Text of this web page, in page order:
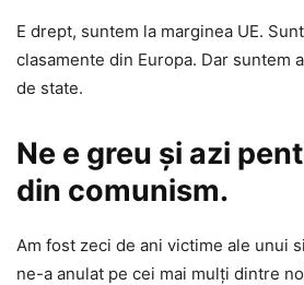
E drept, suntem la marginea UE.
clasamente din Europa. Dar suntem
de state.
Ne e greu și azi
din comunism.
Am fost zeci de ani victime ale unui
ne-a anulat pe cei mai mulți dintre